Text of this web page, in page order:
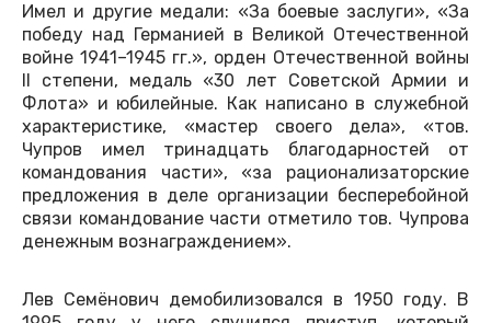
Имел и другие медали: «За боевые заслуги», «За
победу над Германией в Великой Отечественной
войне 1941–1945 гг.», орден Отечественной войны
II степени, медаль «30 лет Советской Армии и
Флота» и юбилейные. Как написано в служебной
характеристике, «мастер своего дела», «тов.
Чупров имел тринадцать благодарностей от
командования части», «за рационализаторские
предложения в деле организации бесперебойной
связи командование части отметило тов. Чупрова
денежным вознаграждением».
Лев Семёнович демобилизовался в 1950 году. В